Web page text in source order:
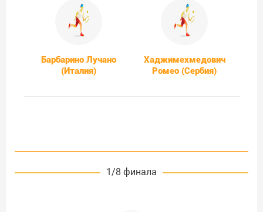
Барбарино Лучано
(Италия)
Хаджимехмедович
Ромео (Сербия)
1/8 финала